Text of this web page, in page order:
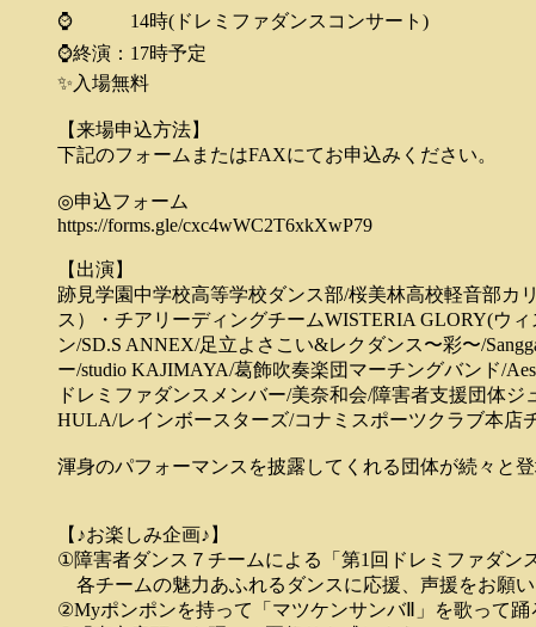
⌚ 14時(ドレミファダンスコンサート)
⌚終演：17時予定
✨入場無料
【来場申込方法】
下記のフォームまたはFAXにてお申込みください。
◎申込フォーム
https://forms.gle/cxc4wWC2T6xkXwP79
【出演】
跡見学園中学校高等学校ダンス部/桜美林高校軽音部カ
ス）・チアリーディングチームWISTERIA GLORY(ウ
ン/SD.S ANNEX/足立よさこい&レクダンス〜彩〜/
ー/studio KAJIMAYA/葛飾吹奏楽団マーチングバンド/
ドレミファダンスメンバー/美奈和会/障害者支援団体
HULA/レインボースターズ/コナミスポーツクラブ本店
渾身のパフォーマンスを披露してくれる団体が続々と
【♪お楽しみ企画♪】
①障害者ダンス７チームによる「第1回ドレミファダン
各チームの魅力あふれるダンスに応援、声援をお願い
②Myポンポンを持って「マツケンサンバⅡ」を歌って踊